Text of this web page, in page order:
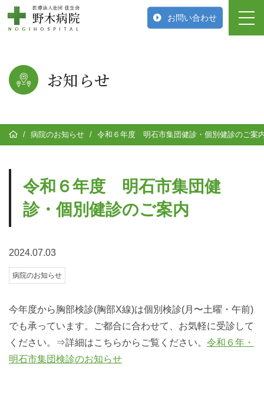
お問い合わせ
お知らせ
/ 病院のお知らせ / 令和６年度 明石市集団健診・個別健診のご案
令和６年度 明石市集団健
診・個別健診のご案内
2024.07.03
病院のお知らせ
今年度から胸部検診(胸部X線)は個別検診(月〜土曜・午前)
でも承っています。ご都合に合わせて、お気軽に受診して
ください。⇒詳細はこちらからご覧ください。 令和６年・
明石市集団検診のお知らせ